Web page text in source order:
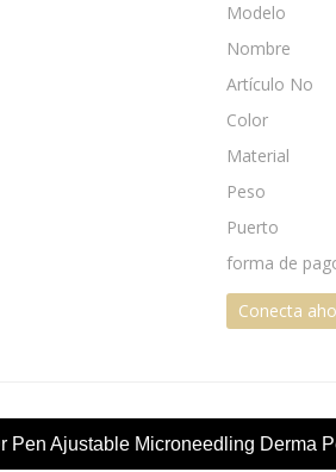
Modelo
Nombre
Artículo No
Color
Material
Peso
Puerto
forma de
Conecta
Pen Ajustable Microneedling Derma